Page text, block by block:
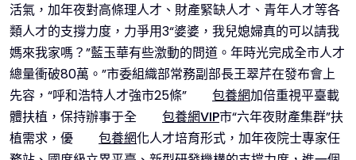
活氣，加年夜對高條理人才、財產緊缺人才、青年人才等各
類人才的支撐力度，力爭用3“婆婆，我兒媳婦真的可以請我
媽來我家嗎？”藍玉華有些激動的問道。年時光完成全市人才
總量衝破80萬。”市委組織部常務副部長王翠芹在發布會上
先容，“呼和浩特人才強市25條”
包養網加倍重視平臺載
體扶植，保持辦事于全
包養網VIP市“六年夜財產集群”扶
植需求，優
包養網化人才培育形式，加年夜院士專家任